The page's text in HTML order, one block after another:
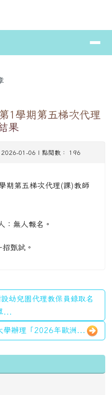
⏸
1學期第五梯次代理
果
2026-01-06 | 點閱數： 196
期第五梯次代理(課)教師
：無人報名。
甄試。
幼兒園代理教保員錄取名
...
辦理「2026年歐洲...